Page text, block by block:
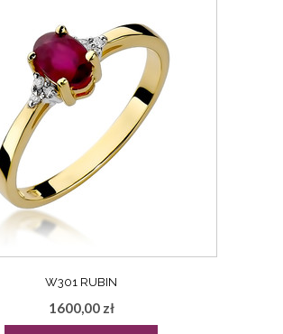
W301 RUBIN
1600,00 zł